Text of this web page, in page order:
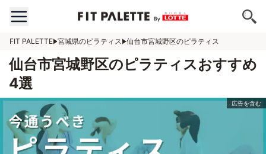
FIT PALETTE 宮城県のピラティス 仙台市宮城野区のピラティス
仙台市宮城野区のピラティスおすすめ
4選